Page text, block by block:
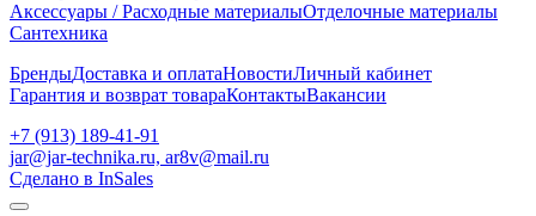
Аксессуары / Расходные материалыОтделочные материалы
Сантехника
БрендыДоставка и оплатаНовостиЛичный кабинет
Гарантия и возврат товараКонтактыВакансии
+7 (913) 189-41-91
jar@jar-technika.ru, ar8v@mail.ru
Сделано в InSales